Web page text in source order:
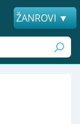
ŽANROVI ▼